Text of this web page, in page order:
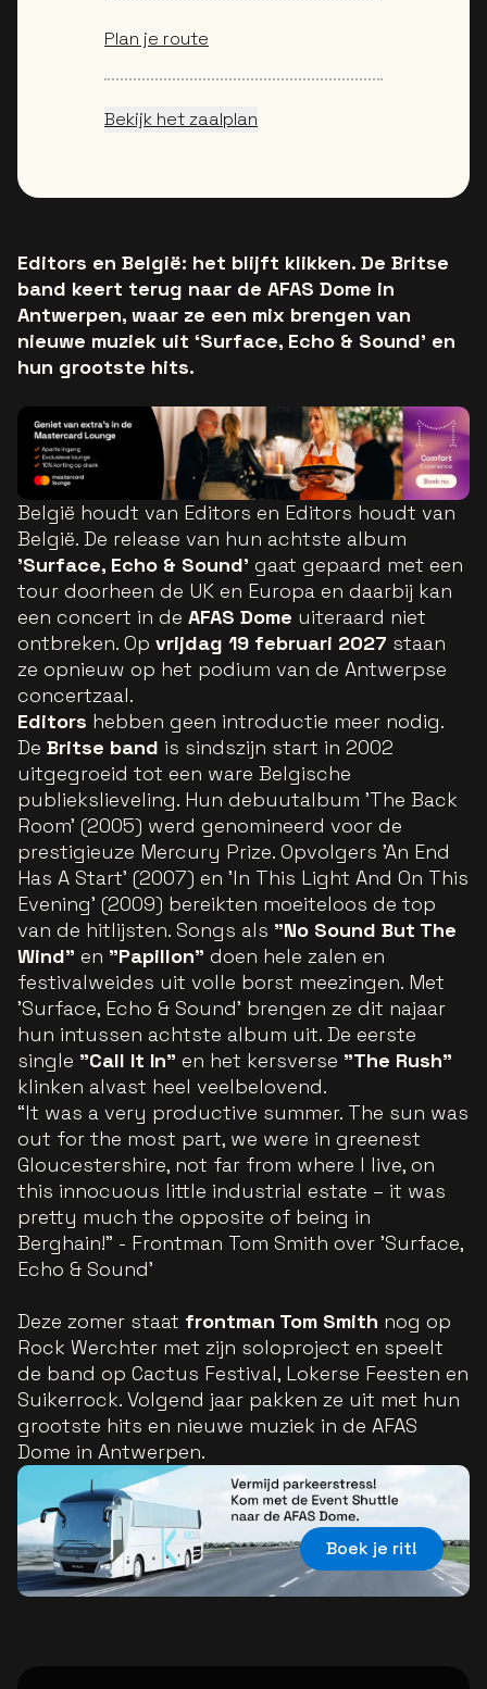
Editors en België: het blijft klikken. De Britse
band keert terug naar de AFAS Dome in
Antwerpen, waar ze een mix brengen van
nieuwe muziek uit ‘Surface, Echo & Sound’ en
hun grootste hits.
België houdt van Editors en Editors houdt van
België. De release van hun achtste album
'Surface, Echo & Sound' gaat gepaard met een
tour doorheen de UK en Europa en daarbij kan
een concert in de AFAS Dome uiteraard niet
ontbreken. Op vrijdag 19 februari 2027 staan
ze opnieuw op het podium van de Antwerpse
concertzaal.
Editors hebben geen introductie meer nodig.
De Britse band is sindszijn start in 2002
uitgegroeid tot een ware Belgische
publiekslieveling. Hun debuutalbum 'The Back
Room' (2005) werd genomineerd voor de
prestigieuze Mercury Prize. Opvolgers 'An End
Has A Start' (2007) en 'In This Light And On This
Evening' (2009) bereikten moeiteloos de top
van de hitlijsten. Songs als "No Sound But The
Wind" en "Papillon" doen hele zalen en
festivalweides uit volle borst meezingen. Met
'Surface, Echo & Sound' brengen ze dit najaar
hun intussen achtste album uit. De eerste
single "Call It In" en het kersverse "The Rush"
klinken alvast heel veelbelovend.
“It was a very productive summer. The sun was
out for the most part, we were in greenest
Gloucestershire, not far from where I live, on
this innocuous little industrial estate – it was
pretty much the opposite of being in
Berghain!” - Frontman Tom Smith over 'Surface,
Echo & Sound'
Deze zomer staat frontman Tom Smith nog op
Rock Werchter met zijn soloproject en speelt
de band op Cactus Festival, Lokerse Feesten en
Suikerrock. Volgend jaar pakken ze uit met hun
grootste hits en nieuwe muziek in de AFAS
Dome in Antwerpen.
Boek je rit!
Plan je route
Bekijk het zaalplan